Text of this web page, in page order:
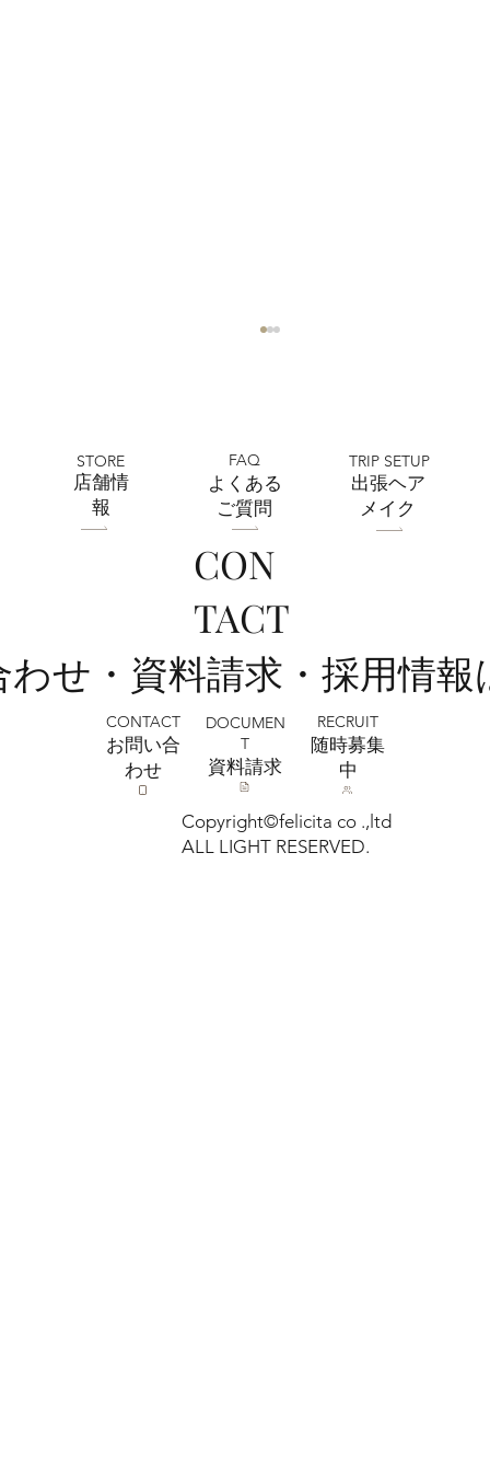
7月おトクなキャンペーン中！フォトスタ
ジオミルフィーユ浦和店
Copyright©felicita co .,ltd
ALL LIGHT RESERVED.
CON
TACT
せ・資料請求・採用情
CONTACT
お問い合
わせ
DOCUMEN
T
​資料請求
RECRUIT
​随時募集
中
STORE
​店舗情
報
FAQ
よくある
ご質問
TRIP SETUP
出張ヘア
メイク